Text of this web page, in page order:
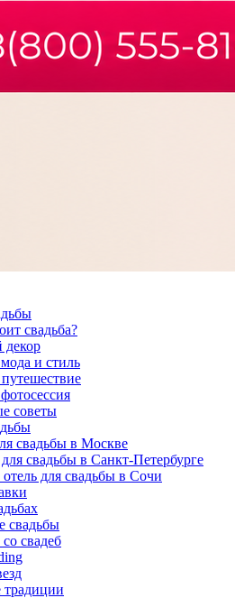
свадьба?
декор
и стиль
советы
свадьбы в Москве
свадьбы в Санкт-Петербурге
для свадьбы в Сочи
свадьбы
свадеб